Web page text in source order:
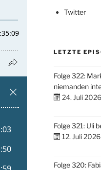
Twitter
LETZTE
Folge 322:
niemanden
24. Juli 2026
Folge 321: Uli
12. Juli 2026
Folge 320: